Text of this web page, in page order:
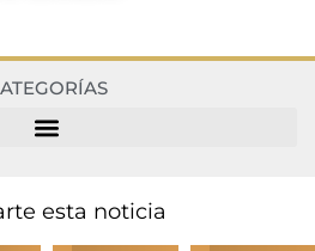
esta noticia